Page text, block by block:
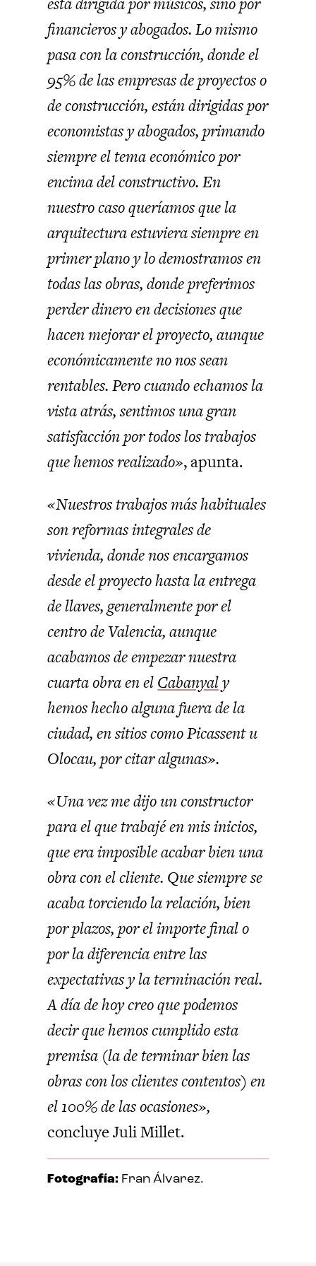
financieros y abogados. Lo mismo
pasa con la construcción, donde el
95% de las empresas de proyectos o
de construcción, están dirigidas por
economistas y abogados, primando
siempre el tema económico por
encima del constructivo. En
nuestro caso queríamos que la
arquitectura estuviera siempre en
primer plano y lo demostramos en
todas las obras, donde preferimos
perder dinero en decisiones que
hacen mejorar el proyecto, aunque
económicamente no nos sean
rentables. Pero cuando echamos la
vista atrás, sentimos una gran
satisfacción por todos los trabajos
que hemos realizado», apunta.
«Nuestros trabajos más habituales
son reformas integrales de
vivienda, donde nos encargamos
desde el proyecto hasta la entrega
de llaves, generalmente por el
centro de Valencia, aunque
acabamos de empezar nuestra
cuarta obra en elCabanyaly
hemos hecho alguna fuera de la
ciudad, en sitios como Picassent u
Olocau, por citar algunas».
«Una vez me dijo un constructor
para el que trabajé en mis inicios,
que era imposible acabar bien una
obra con el cliente. Que siempre se
acaba torciendo la relación, bien
por plazos, por el importe final o
por la diferencia entre las
expectativas y la terminación real.
A día de hoy creo que podemos
decir que hemos cumplido esta
premisa (la de terminar bien las
obras con los clientes contentos) en
el 100% de las ocasiones»,
concluye Juli Millet.
Fotografía: Fran Álvarez.